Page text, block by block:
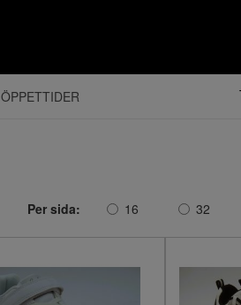
ÖPPETTIDER
Per sida: 16 32